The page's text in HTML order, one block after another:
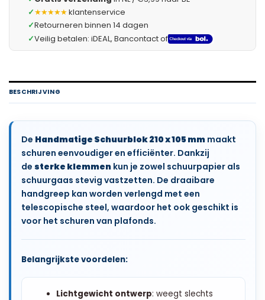
✓★★★★★klantenservice
✓Retourneren binnen 14 dagen
✓Veilig betalen: iDEAL, Bancontact of
BESCHRIJVING
De Handmatige Schuurblok 210 x 105 mm maakt
schuren eenvoudiger en efficiënter. Dankzij
de sterke klemmen kun je zowel schuurpapier als
schuurgaas stevig vastzetten. De draaibare
handgreep kan worden verlengd met een
telescopische steel, waardoor het ook geschikt is
voor het schuren van plafonds.
Belangrijkste voordelen:
Lichtgewicht ontwerp: weegt slechts